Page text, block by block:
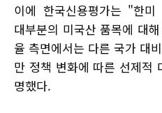
이에 한국신용평가는 "한미
대부분의 미국산 품목에 대
율 측면에서는 다른 국가 대
만 정책 변화에 따른 선제적
명했다.